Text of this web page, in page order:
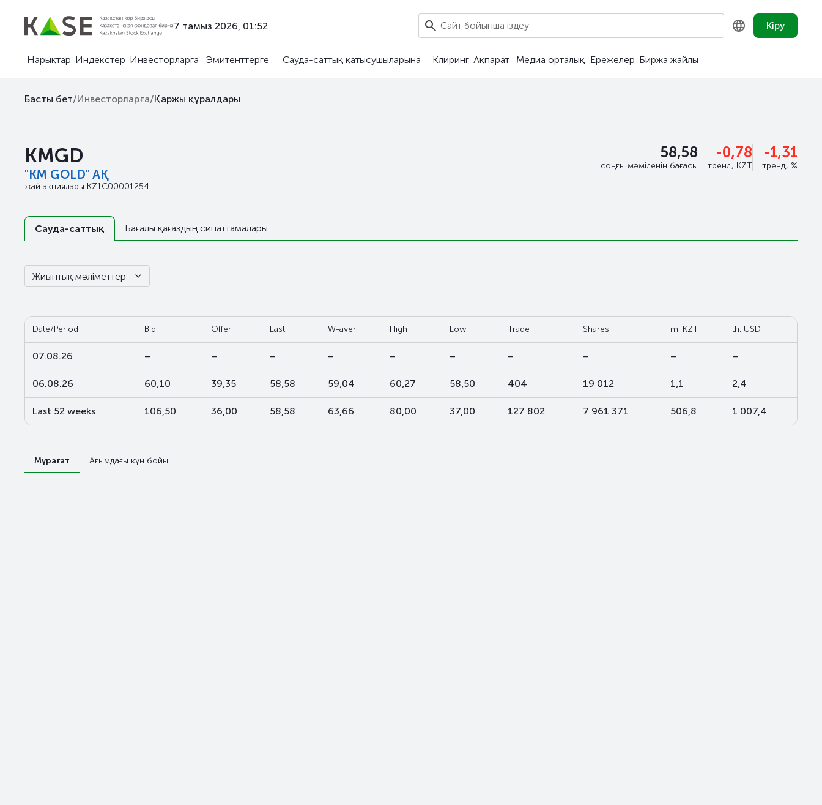
7 тамыз 2026, 01:52 Кіру
Нарықтар Индекстер Инвесторларға Эмитенттерге Сауда-саттық қатысушыларына Клиринг Ақпарат Медиа орталық Ережелер Биржа жайлы
Басты бет/Инвесторларға/Қаржы құралдары
KMGD
"KM GOLD" AҚ
жай акциялары KZ1C00001254
58,58
соңғы мәміленің бағасы
-0,78
тренд, KZT
-1,31
тренд, %
Сауда-саттық Бағалы қағаздың сипаттамалары
Жиынтық мәліметтер
Date/Period Bid Offer Last W-aver High Low Trade Shares m. KZT th. USD
07.08.26 – – – – – – – – – –
06.08.26 60,10 39,35 58,58 59,04 60,27 58,50 404 19 012 1,1 2,4
Last 52 weeks 106,50 36,00 58,58 63,66 80,00 37,00 127 802 7 961 371 506,8 1 007,4
Мұрағат Ағымдағы күн бойы